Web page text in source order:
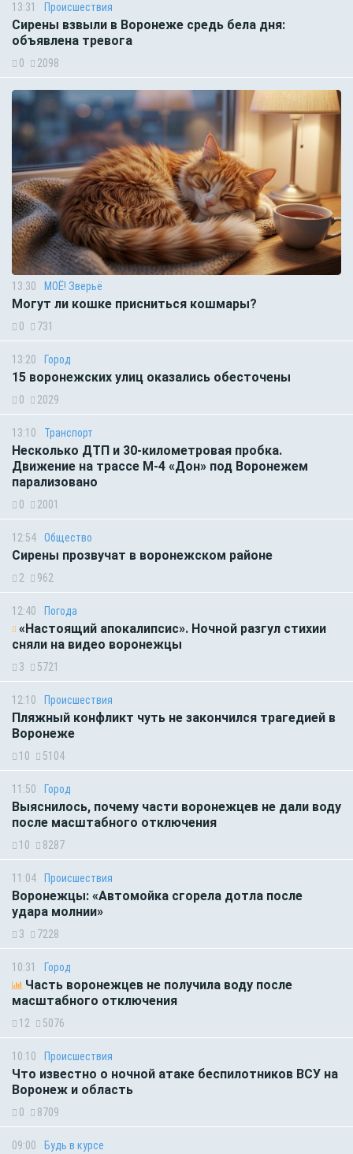
13:31 Происшествия
Сирены взвыли в Воронеже средь бела дня:
объявлена тревога
0 2098
13:30 МОЁ! Зверьё
Могут ли кошке присниться кошмары?
0 731
13:20 Город
15 воронежских улиц оказались обесточены
0 2029
13:10 Транспорт
Несколько ДТП и 30-километровая пробка.
Движение на трассе М-4 «Дон» под Воронежем
парализовано
0 2001
12:54 Общество
Сирены прозвучат в воронежском районе
2 962
12:40 Погода
«Настоящий апокалипсис». Ночной разгул стихии
сняли на видео воронежцы
3 5721
12:10 Происшествия
Пляжный конфликт чуть не закончился трагедией в
Воронеже
10 5104
11:50 Город
Выяснилось, почему части воронежцев не дали воду
после масштабного отключения
10 8287
11:04 Происшествия
Воронежцы: «Автомойка сгорела дотла после
удара молнии»
3 7228
10:31 Город
Часть воронежцев не получила воду после
масштабного отключения
12 5076
10:10 Происшествия
Что известно о ночной атаке беспилотников ВСУ на
Воронеж и область
0 8709
09:00 Будь в курсе